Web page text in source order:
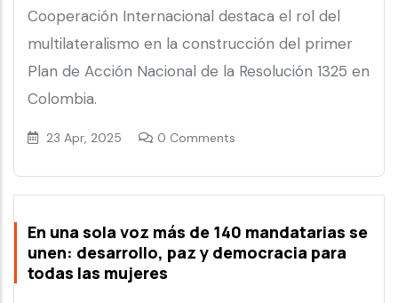
Cooperación Internacional destaca el rol del
multilateralismo en la construcción del primer
Plan de Acción Nacional de la Resolución 1325 en
Colombia.
23 Apr, 2025 0 Comments
En una sola voz más de 140 mandatarias se
unen: desarrollo, paz y democracia para
todas las mujeres